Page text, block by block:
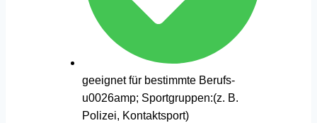
geeignet für bestimmte Berufs-
u0026amp; Sportgruppen:(z. B.
Polizei, Kontaktsport)